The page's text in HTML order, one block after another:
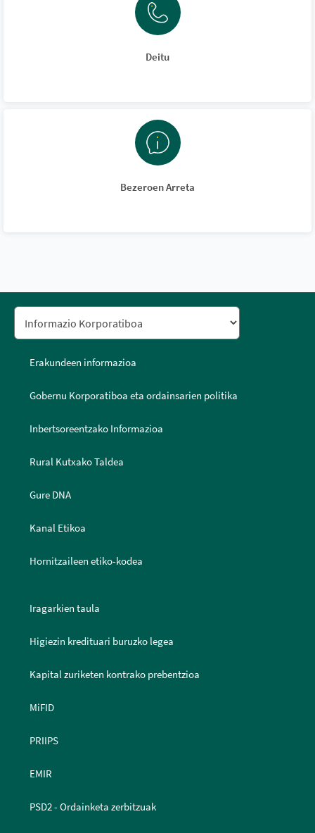
Deitu
Bezeroen Arreta
Erakundeen informazioa
Gobernu Korporatiboa eta ordainsarien politika
Inbertsoreentzako Informazioa
Rural Kutxako Taldea
Gure DNA
Kanal Etikoa
Hornitzaileen etiko-kodea
Iragarkien taula
Higiezin kredituari buruzko legea
Kapital zuriketen kontrako prebentzioa
MiFID
PRIIPS
EMIR
PSD2 - Ordainketa zerbitzuak